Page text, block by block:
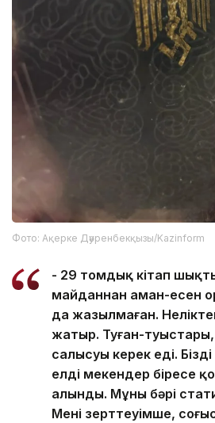
Фото: Ақерке Дәуренбекқызы/Kazinform
- 29 томдық кітап
майданнан аман-есен
да жазылмаған.
жатыр. Туған-
салысуы керек еді.
елді мекендер біресе
алынды. Мұның бәрі
Менің зерттеуімше,